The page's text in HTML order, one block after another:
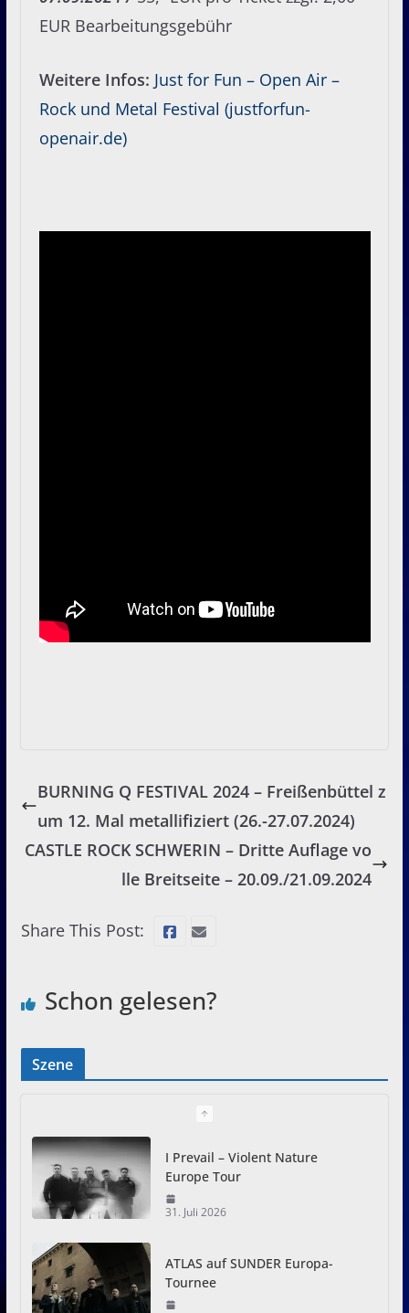
EUR Bearbeitungsgebühr
Weitere Infos: Just for Fun – Open Air –
Rock und Metal Festival (justforfun-
openair.de)
BURNING Q FESTIVAL 2024 – Freißenbüttel z
um 12. Mal metallifiziert (26.-27.07.2024)
CASTLE ROCK SCHWERIN – Dritte Auflage vo
lle Breitseite – 20.09./21.09.2024
Share This Post:
Schon gelesen?
Szene
I Prevail – Violent Nature
Europe Tour
31. Juli 2026
ATLAS auf SUNDER Europa-
Tournee